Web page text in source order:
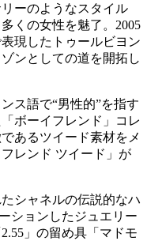
ーのようなスタイル
くの女性を魅了。2005
現したトゥールビヨン
ンとしての道を開拓し
ス語で“男性的”を指す
ボーイフレンド」コレ
あるツイード素材をメ
レンド ツイード」が
シャネルの伝説的なハ
ションしたジュエリー
」の留め具「マドモ